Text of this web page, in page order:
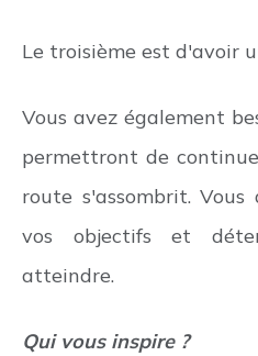
Le troisième est d'avoir
Vous avez également
permettront de
route s'assombrit.
vos objectifs et
atteindre.
Qui vous inspire ?